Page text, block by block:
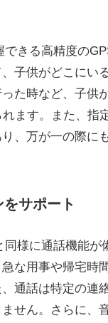
きる高精度の
子供がどこにい
た時など、子供
ます。また、指
、万が一の際に
サポート
様に通話機能が
な用事や帰宅時
通話は特定の連
せん。さらに、